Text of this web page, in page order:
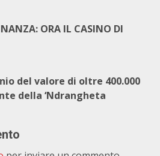
ORA IL CASINO DI
del valore di oltre 400.000
della ‘Ndrangheta